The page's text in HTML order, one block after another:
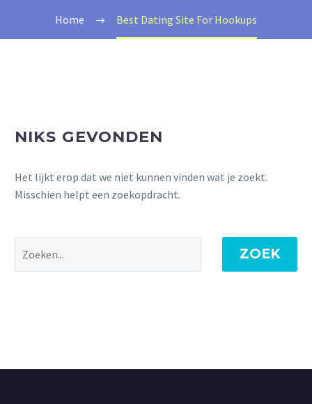
Home Best Dating Site For Hookups
NIKS GEVONDEN
Het lijkt erop dat we niet kunnen vinden wat je zoekt.
Misschien helpt een zoekopdracht.
ZOEK